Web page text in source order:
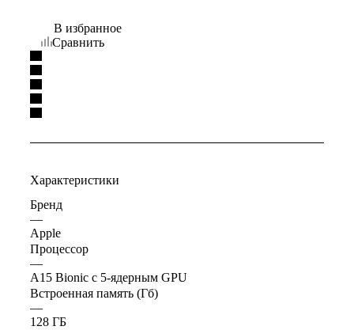
В избранное
Сравнить
Характеристики
Бренд
—
Apple
Процессор
—
A15 Bionic с 5-ядерным GPU
Встроенная память (Гб)
—
128 ГБ